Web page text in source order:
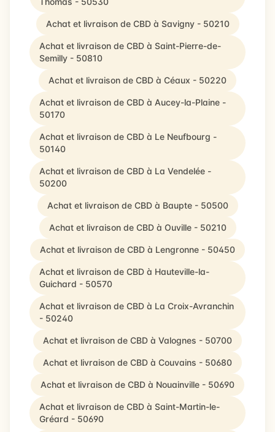
Achat et livraison de CBD à Savigny - 50210
Achat et livraison de CBD à Saint-Pierre-de-
Semilly - 50810
Achat et livraison de CBD à Céaux - 50220
Achat et livraison de CBD à Aucey-la-Plaine -
50170
Achat et livraison de CBD à Le Neufbourg -
50140
Achat et livraison de CBD à La Vendelée -
50200
Achat et livraison de CBD à Baupte - 50500
Achat et livraison de CBD à Ouville - 50210
Achat et livraison de CBD à Lengronne - 50450
Achat et livraison de CBD à Hauteville-la-
Guichard - 50570
Achat et livraison de CBD à La Croix-Avranchin
- 50240
Achat et livraison de CBD à Valognes - 50700
Achat et livraison de CBD à Couvains - 50680
Achat et livraison de CBD à Nouainville - 50690
Achat et livraison de CBD à Saint-Martin-le-
Gréard - 50690